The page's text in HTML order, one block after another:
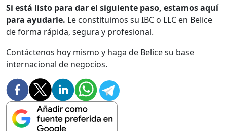
Si está listo para dar el siguiente paso, estamos aquí
para ayudarle. Le constituimos su IBC o LLC en Belice
de forma rápida, segura y profesional.
Contáctenos hoy mismo y haga de Belice su base
internacional de negocios.